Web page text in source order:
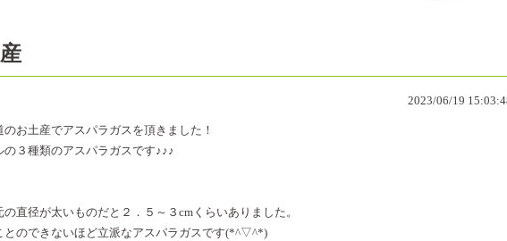
2023/06/19
お土産でアスパラガスを頂きました！
３種類のアスパラガスです♪♪♪
直径が太いものだと２．５～３cmくらいありました。
とのできないほど立派なアスパラガスです(*^▽^*)